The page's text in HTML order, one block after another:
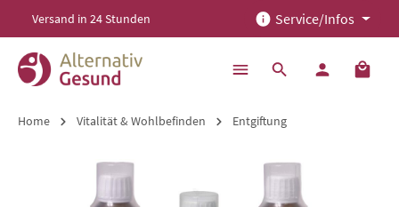
springen
Versand in 24 Stunden Service/Infos
Home Vitalität & Wohlbefinden Entgiftung